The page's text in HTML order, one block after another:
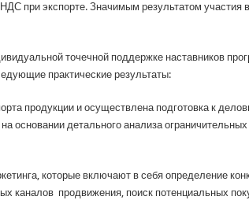
при экспорте. Значимым результатом участия
точечной поддержке наставников
практические результаты:
продукции и осуществлена подготовка к
основании детального анализа
которые включают в себя определение
каналов продвижения, поиск потенциальных